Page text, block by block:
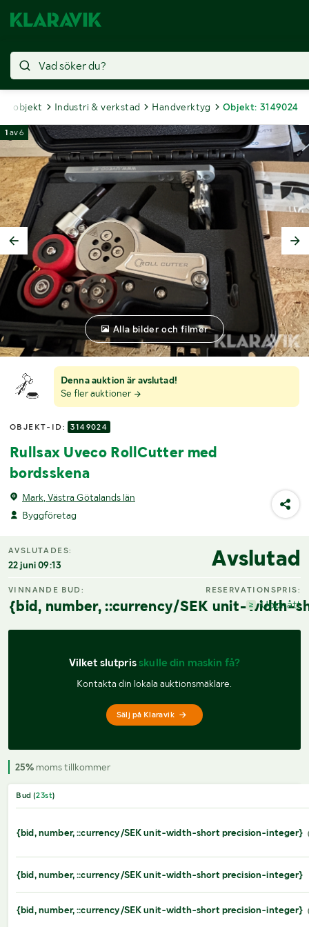
objekt Industri & verkstad Handverktyg Objekt: 3149024
Denna auktion är avslutad!
Se fler auktioner
OBJEKT-ID: 3149024
Rullsax Uveco RollCutter med
bordsskena
Mark, Västra Götalands län
Byggföretag
1 av6
Alla bilder och filmer
AVSLUTADES:
22 juni 09:13 Avslutad
VINNANDE BUD:
{bid, number, ::currency/SEK unit-width-
RESERVATIONSPRIS:
Uppnått
Vilket slutpris skulle din maskin få?
Kontakta din lokala auktionsmäklare.
Sälj på Klaravik
25% moms tillkommer
Bud (23st)
{bid, number, ::currency/SEK unit-width-short precision-integer}
{bid, number, ::currency/SEK unit-width-short precision-integer}
{bid, number, ::currency/SEK unit-width-short precision-integer}